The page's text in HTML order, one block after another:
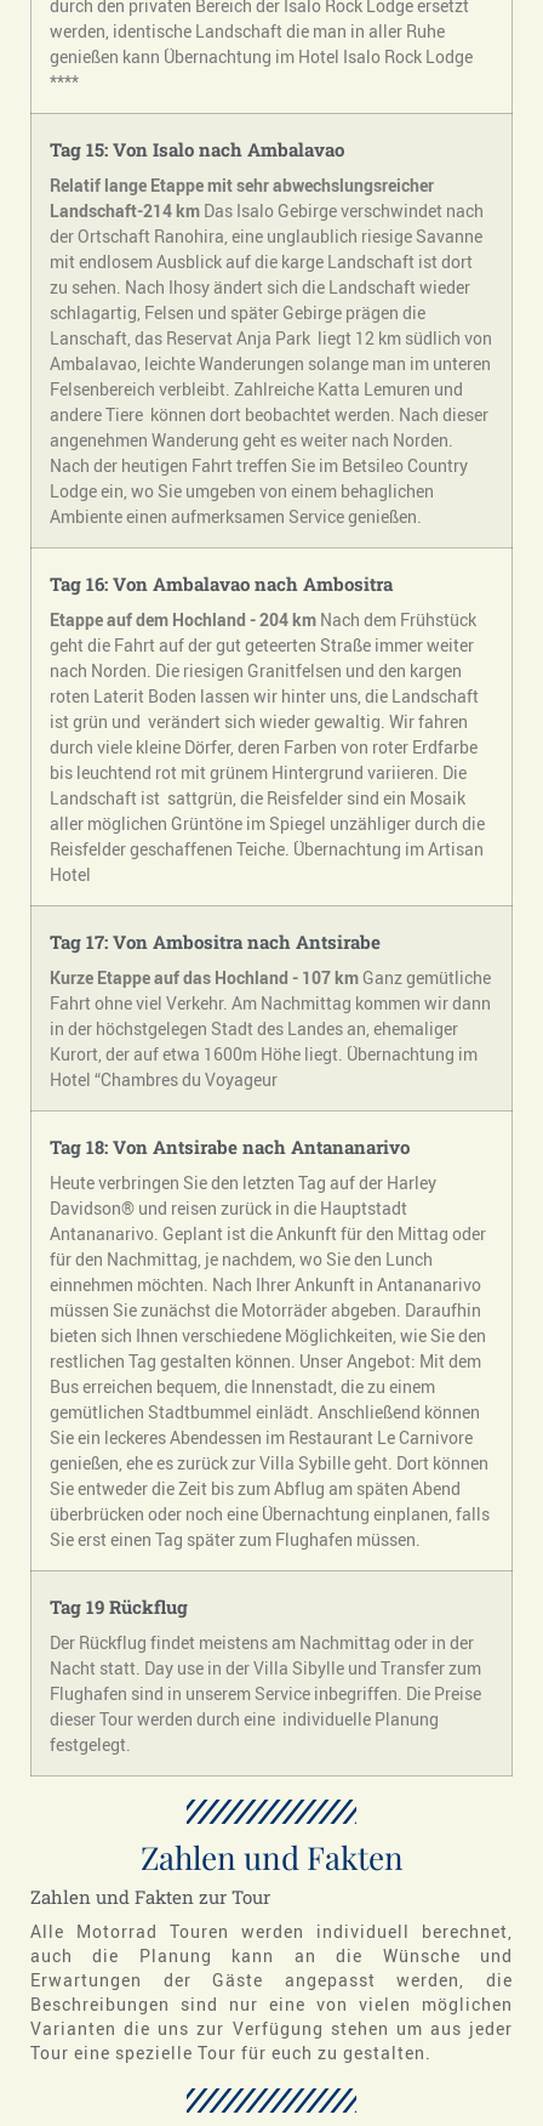
durch den privaten Bereich der Isalo Rock Lodge ersetzt
werden, identische Landschaft die man in aller Ruhe
genießen kann Übernachtung im Hotel Isalo Rock Lodge
****
Tag 15: Von Isalo nach Ambalavao
Relatif lange Etappe mit sehr abwechslungsreicher
Landschaft-214 km Das Isalo Gebirge verschwindet nach
der Ortschaft Ranohira, eine unglaublich riesige Savanne
mit endlosem Ausblick auf die karge Landschaft ist dort
zu sehen. Nach Ihosy ändert sich die Landschaft wieder
schlagartig, Felsen und später Gebirge prägen die
Lanschaft, das Reservat Anja Park liegt 12 km südlich von
Ambalavao, leichte Wanderungen solange man im unteren
Felsenbereich verbleibt. Zahlreiche Katta Lemuren und
andere Tiere können dort beobachtet werden. Nach dieser
angenehmen Wanderung geht es weiter nach Norden.
Nach der heutigen Fahrt treffen Sie im Betsileo Country
Lodge ein, wo Sie umgeben von einem behaglichen
Ambiente einen aufmerksamen Service genießen.
Tag 16: Von Ambalavao nach Ambositra
Etappe auf dem Hochland - 204 km Nach dem Frühstück
geht die Fahrt auf der gut geteerten Straße immer weiter
nach Norden. Die riesigen Granitfelsen und den kargen
roten Laterit Boden lassen wir hinter uns, die Landschaft
ist grün und verändert sich wieder gewaltig. Wir fahren
durch viele kleine Dörfer, deren Farben von roter Erdfarbe
bis leuchtend rot mit grünem Hintergrund variieren. Die
Landschaft ist sattgrün, die Reisfelder sind ein Mosaik
aller möglichen Grüntöne im Spiegel unzähliger durch die
Reisfelder geschaffenen Teiche. Übernachtung im Artisan
Hotel
Tag 17: Von Ambositra nach Antsirabe
Kurze Etappe auf das Hochland - 107 km Ganz gemütliche
Fahrt ohne viel Verkehr. Am Nachmittag kommen wir dann
in der höchstgelegen Stadt des Landes an, ehemaliger
Kurort, der auf etwa 1600m Höhe liegt. Übernachtung im
Hotel “Chambres du Voyageur
Tag 18: Von Antsirabe nach Antananarivo
Heute verbringen Sie den letzten Tag auf der Harley
Davidson® und reisen zurück in die Hauptstadt
Antananarivo. Geplant ist die Ankunft für den Mittag oder
für den Nachmittag, je nachdem, wo Sie den Lunch
einnehmen möchten. Nach Ihrer Ankunft in Antananarivo
müssen Sie zunächst die Motorräder abgeben. Daraufhin
bieten sich Ihnen verschiedene Möglichkeiten, wie Sie den
restlichen Tag gestalten können. Unser Angebot: Mit dem
Bus erreichen bequem, die Innenstadt, die zu einem
gemütlichen Stadtbummel einlädt. Anschließend können
Sie ein leckeres Abendessen im Restaurant Le Carnivore
genießen, ehe es zurück zur Villa Sybille geht. Dort können
Sie entweder die Zeit bis zum Abflug am späten Abend
überbrücken oder noch eine Übernachtung einplanen, falls
Sie erst einen Tag später zum Flughafen müssen.
Tag 19 Rückflug
Der Rückflug findet meistens am Nachmittag oder in der
Nacht statt. Day use in der Villa Sibylle und Transfer zum
Flughafen sind in unserem Service inbegriffen. Die Preise
dieser Tour werden durch eine individuelle Planung
festgelegt.
Zahlen und Fakten
Zahlen und Fakten zur Tour
Alle Motorrad Touren werden individuell berechnet,
auch die Planung kann an die Wünsche und
Erwartungen der Gäste angepasst werden, die
Beschreibungen sind nur eine von vielen möglichen
Varianten die uns zur Verfügung stehen um aus jeder
Tour eine spezielle Tour für euch zu gestalten.